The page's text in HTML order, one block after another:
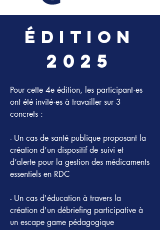
édition
20 25
Pour cette 4e édition, les participant·es
ont été invité·es à travailler sur 3
concrets :
- Un cas de santé publique proposant la
création d’un dispositif de suivi et
d’alerte pour la gestion des médicaments
essentiels en RDC
- Un cas d'éducation à travers la
création d'un débriefing participative à
un escape game pédagogique